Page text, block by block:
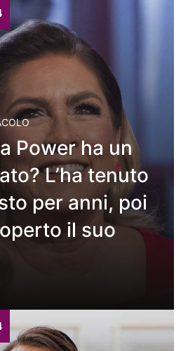
Power ha un
L’ha tenuto
per anni, poi
il suo